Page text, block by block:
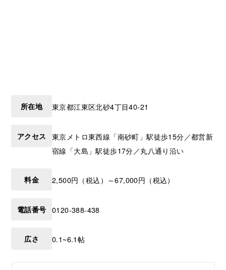
所在地 東京都江東区北砂4丁目40-21
アクセス
東京メトロ東西線「南砂町」駅徒歩15分／都営新
宿線「大島」駅徒歩17分／丸八通り沿い
料金 2,500円（税込）～67,000円（税込）
電話番号 0120-388-438
広さ 0.1~6.1帖